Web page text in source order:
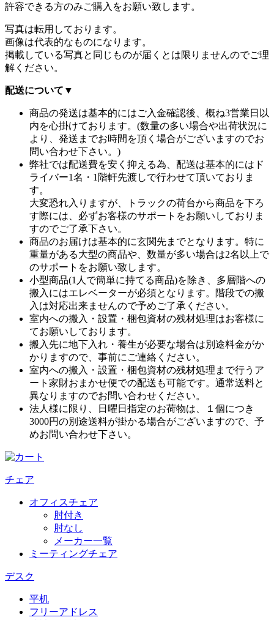
許容できる方のみご購入をお願い致します。
写真は転用しております。
画像は代表的なものになります。
掲載している写真と同じものが届くとは限りませんのでご理
解ください。
配送について ▼
商品の発送は基本的にはご入金確認後、概ね3営業日以
内を心掛けております。(数量の多い場合や出荷状況に
より、発送までお時間を頂く場合がございますのでお
問い合わせ下さい。)
弊社では配送費を安く抑える為、配送は基本的にはド
ライバー1名・1階軒先渡しで行わせて頂いておりま
す。
大変恐れ入りますが、トラックの荷台から商品を下ろ
す際には、必ずお客様のサポートをお願いしておりま
すのでご了承下さい。
商品のお届けは基本的に玄関先までとなります。特に
重量がある大型の商品や、数量が多い場合は2名以上で
のサポートをお願い致します。
小型商品(1人で簡単に持てる商品)を除き、多層階への
搬入にはエレベーターが必須となります。階段での搬
入は対応出来ませんので予めご了承ください。
室内への搬入・設置・梱包資材の残材処理はお客様に
てお願いしております。
搬入先に地下入れ・養生が必要な場合は別途料金がか
かりますので、事前にご連絡ください。
室内への搬入・設置・梱包資材の残材処理まで行うア
ート家財おまかせ便での配送も可能です。通常送料と
異なりますのでお問い合わせください。
法人様に限り、日曜日指定のお荷物は、１個につき
3000円の別途送料が掛かる場合がございますので、予
めお問い合わせ下さい。
チェア
オフィスチェア
肘付き
肘なし
メーカー一覧
ミーティングチェア
デスク
平机
フリーアドレス